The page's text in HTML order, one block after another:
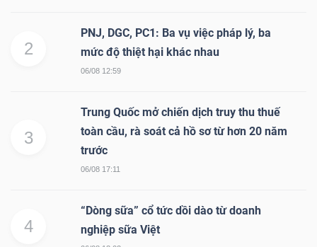
2
PNJ, DGC, PC1: Ba vụ việc pháp lý, ba
mức độ thiệt hại khác nhau
06/08 12:59
3
Trung Quốc mở chiến dịch truy thu thuế
toàn cầu, rà soát cả hồ sơ từ hơn 20 năm
trước
06/08 17:11
4
“Dòng sữa” cổ tức dồi dào từ doanh
nghiệp sữa Việt